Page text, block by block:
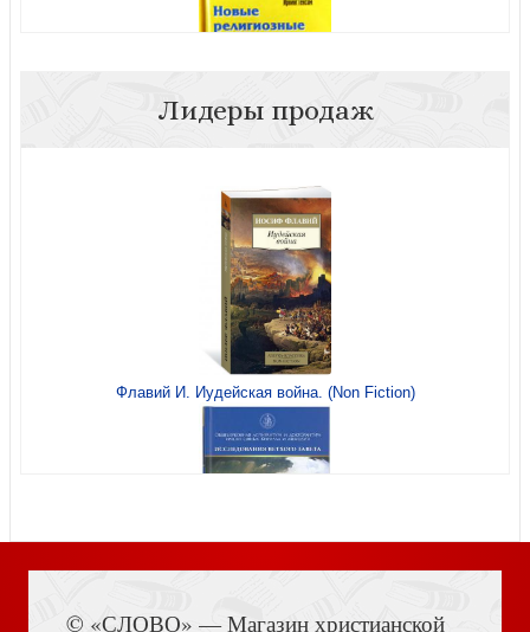
Библейский словарик для детей
Лидеры продаж
Флавий И. Иудейская война. (Non Fiction)
© «СЛОВО» — Магазин христианской